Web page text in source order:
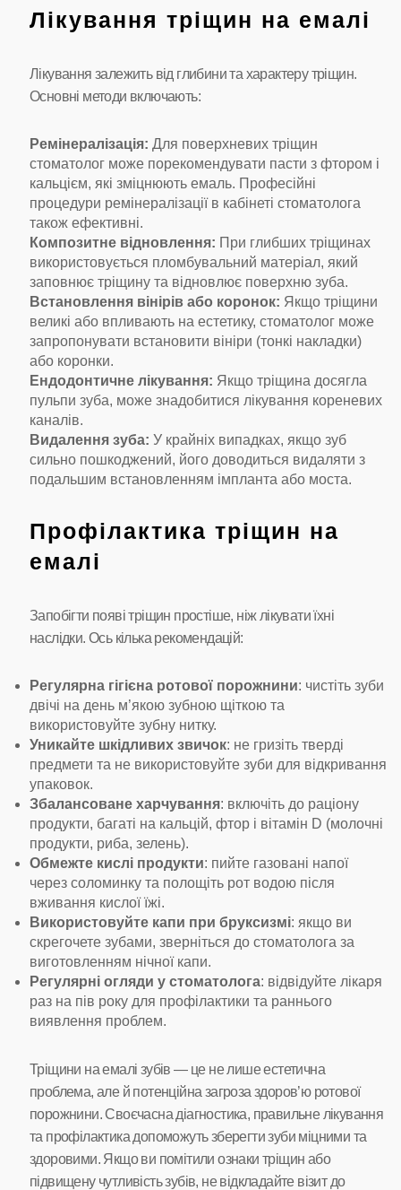
Лікування тріщин на емалі
Лікування залежить від глибини та характеру тріщин.
Основні методи включають:
Ремінералізація: Для поверхневих тріщин
стоматолог може порекомендувати пасти з фтором і
кальцієм, які зміцнюють емаль. Професійні
процедури ремінералізації в кабінеті стоматолога
також ефективні.
Композитне відновлення: При глибших тріщинах
використовується пломбувальний матеріал, який
заповнює тріщину та відновлює поверхню зуба.
Встановлення вінірів або коронок: Якщо тріщини
великі або впливають на естетику, стоматолог може
запропонувати встановити вініри (тонкі накладки)
або коронки.
Ендодонтичне лікування: Якщо тріщина досягла
пульпи зуба, може знадобитися лікування кореневих
каналів.
Видалення зуба: У крайніх випадках, якщо зуб
сильно пошкоджений, його доводиться видаляти з
подальшим встановленням імпланта або моста.
Профілактика тріщин на
емалі
Запобігти появі тріщин простіше, ніж лікувати їхні
наслідки. Ось кілька рекомендацій:
Регулярна гігієна ротової порожнини: чистіть зуби
двічі на день м’якою зубною щіткою та
використовуйте зубну нитку.
Уникайте шкідливих звичок: не гризіть тверді
предмети та не використовуйте зуби для відкривання
упаковок.
Збалансоване харчування: включіть до раціону
продукти, багаті на кальцій, фтор і вітамін D (молочні
продукти, риба, зелень).
Обмежте кислі продукти: пийте газовані напої
через соломинку та полощіть рот водою після
вживання кислої їжі.
Використовуйте капи при бруксизмі: якщо ви
скрегочете зубами, зверніться до стоматолога за
виготовленням нічної капи.
Регулярні огляди у стоматолога: відвідуйте лікаря
раз на пів року для профілактики та раннього
виявлення проблем.
Тріщини на емалі зубів — це не лише естетична
проблема, але й потенційна загроза здоров’ю ротової
порожнини. Своєчасна діагностика, правильне лікування
та профілактика допоможуть зберегти зуби міцними та
здоровими. Якщо ви помітили ознаки тріщин або
підвищену чутливість зубів, не відкладайте візит до